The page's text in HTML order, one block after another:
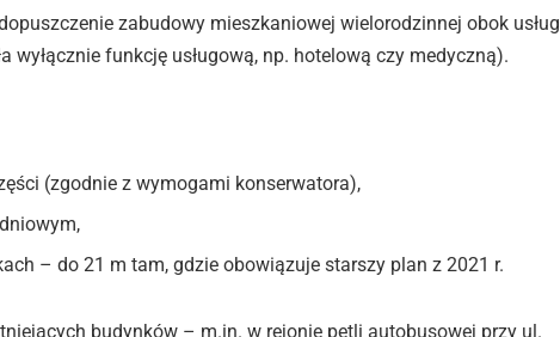
zabudowy mieszkaniowej wielorodzinnej obok usług
wyłącznie funkcję usługową, np. hotelową czy medyczną).
(zgodnie z wymogami konserwatora),
– do 21 m tam, gdzie obowiązuje starszy plan z 2021 r.
budynków – m.in. w rejonie pętli autobusowej przy ul.